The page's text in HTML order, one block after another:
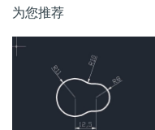
为您推荐